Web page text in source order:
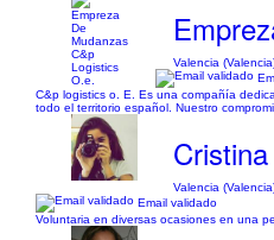
Valencia
C&p logistics o. E. Es una compañía
todo el territorio español. Nuestro
Valencia
Email validado
Voluntaria en diversas ocasiones en una